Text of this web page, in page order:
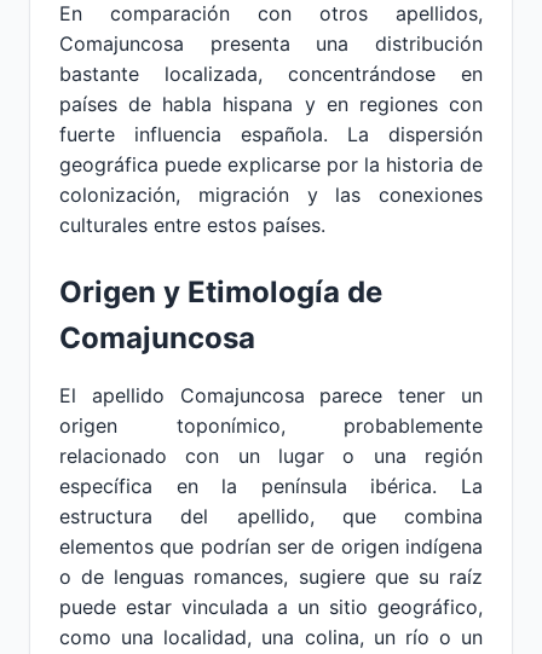
En comparación con otros apellidos,
Comajuncosa presenta una distribución
bastante localizada, concentrándose en
países de habla hispana y en regiones con
fuerte influencia española. La dispersión
geográfica puede explicarse por la historia de
colonización, migración y las conexiones
culturales entre estos países.
Origen y Etimología de
Comajuncosa
El apellido Comajuncosa parece tener un
origen toponímico, probablemente
relacionado con un lugar o una región
específica en la península ibérica. La
estructura del apellido, que combina
elementos que podrían ser de origen indígena
o de lenguas romances, sugiere que su raíz
puede estar vinculada a un sitio geográfico,
como una localidad, una colina, un río o un